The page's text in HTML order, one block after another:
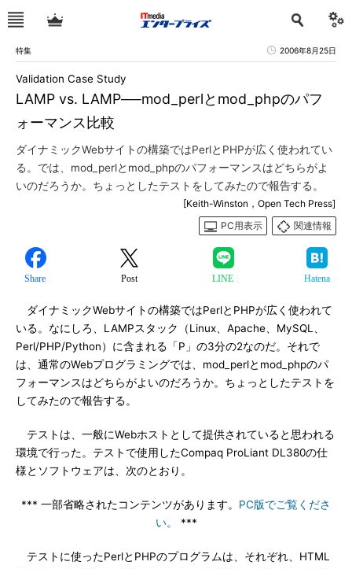
特集 2006年8月25日
LAMP vs. LAMP──mod_perlとmod_phpのパフ
ォーマンス比較
Validation Case Study
ダイナミックWebサイトの構築ではPerlとPHPが広く使われてい
る。では、mod_perlとmod_phpのパフォーマンスはどちらがよ
いのだろうか。ちょっとしたテストをしてみたので報告する。
[Keith-Winston，Open Tech Press]
PC用表示
関連情報
Share Post LINE Hatena
ダイナミックWebサイトの構築ではPerlとPHPが広く使われて
いる。なにしろ、LAMPスタック（Linux、Apache、MySQL、
Perl/PHP/Python）に含まれる「P」の3分の2なのだ。それで
は、通常のWebプログラミングでは、mod_perlとmod_phpのパ
フォーマンスはどちらがよいのだろうか。ちょっとしたテストを
してみたので報告する。
テストは、一般にWebホストとして提供されていると思われる
環境で行った。テストで使用したCompaq ProLiant DL380の仕
様とソフトウェアは、次のとおり。
*** 一部省略されたコンテンツがあります。 PC版でご覧くださ
い。
***
テストに使ったPerlとPHPのプログラムは、それぞれ、HTML